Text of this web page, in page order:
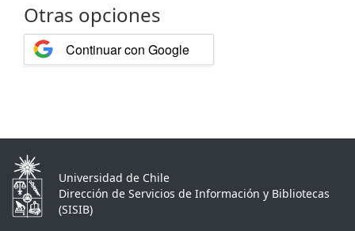
Otras opciones
Continuar con Google
Universidad de Chile
Dirección de Servicios de Información y Bibliotecas
(SISIB)